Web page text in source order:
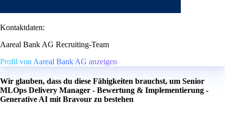
Kontaktdaten:
Aareal Bank AG Recruiting-Team
Profil von Aareal Bank AG anzeigen
Wir glauben, dass du diese Fähigkeiten brauchst, um Senior
MLOps Delivery Manager - Bewertung & Implementierung -
Generative AI mit Bravour zu bestehen